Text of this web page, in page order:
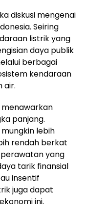
diskusi mengenai
Seiring
listrik yang
daya publik
berbagai
kendaraan
air.
menawarkan
panjang.
lebih
rendah berkat
yang
tarik finansial
insentif
juga dapat
ini.